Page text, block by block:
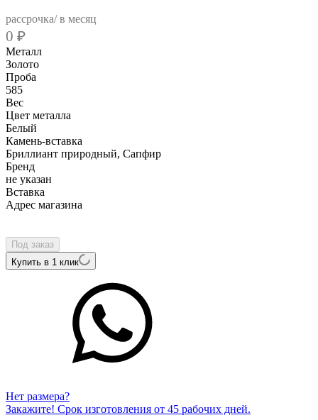
рассрочка/ в месяц
0 ₽
Металл
Золото
Проба
585
Вес
Цвет металла
Белый
Камень-вставка
Бриллиант природный, Сапфир
Бренд
не указан
Вcтавка
Адрес магазина
Под заказ
Купить в 1 клик
Нет размера?
Закажите! Срок изготовления от 45 рабочих дней.